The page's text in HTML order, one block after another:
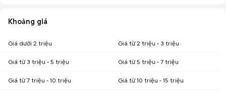
Khoảng giá
Giá dưới 2 triệu Giá từ 2 triệu - 3 triệu
Giá từ 3 triệu - 5 triệu Giá từ 5 triệu - 7 triệu
Giá từ 7 triệu - 10 triệu Giá từ 10 triệu - 15 triệu